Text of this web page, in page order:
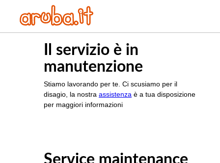
Il servizio è in
manutenzione
Stiamo lavorando per te. Ci scusiamo per il
disagio, la nostra assistenza è a tua disposizione
per maggiori informazioni
Service maintenance